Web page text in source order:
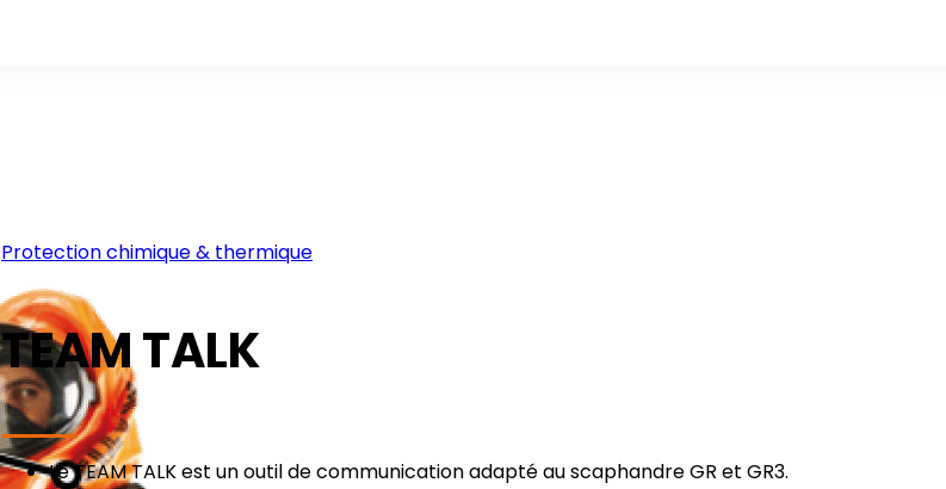
Protection chimique & thermique
TEAM TALK
Le TEAM TALK est un outil de communication adapté au scaphandre GR et GR3.